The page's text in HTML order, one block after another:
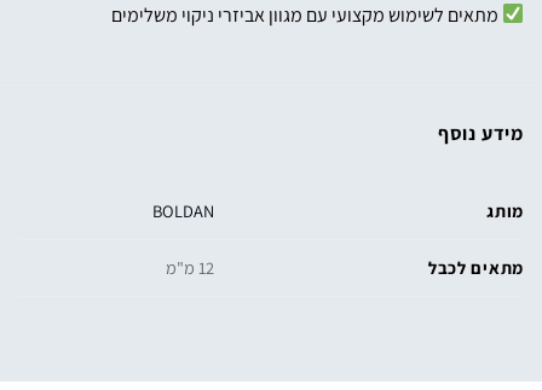
מתאים לשימוש מקצועי עם מגוון אביזרי ניקוי משלימים
מידע נוסף
מותג BOLDAN
מתאים לכבל 12 מ"מ